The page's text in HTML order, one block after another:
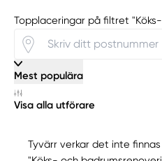
Topplaceringar på filtret
Mest populära
Visa alla utförare
Tyvärr verkar det inte